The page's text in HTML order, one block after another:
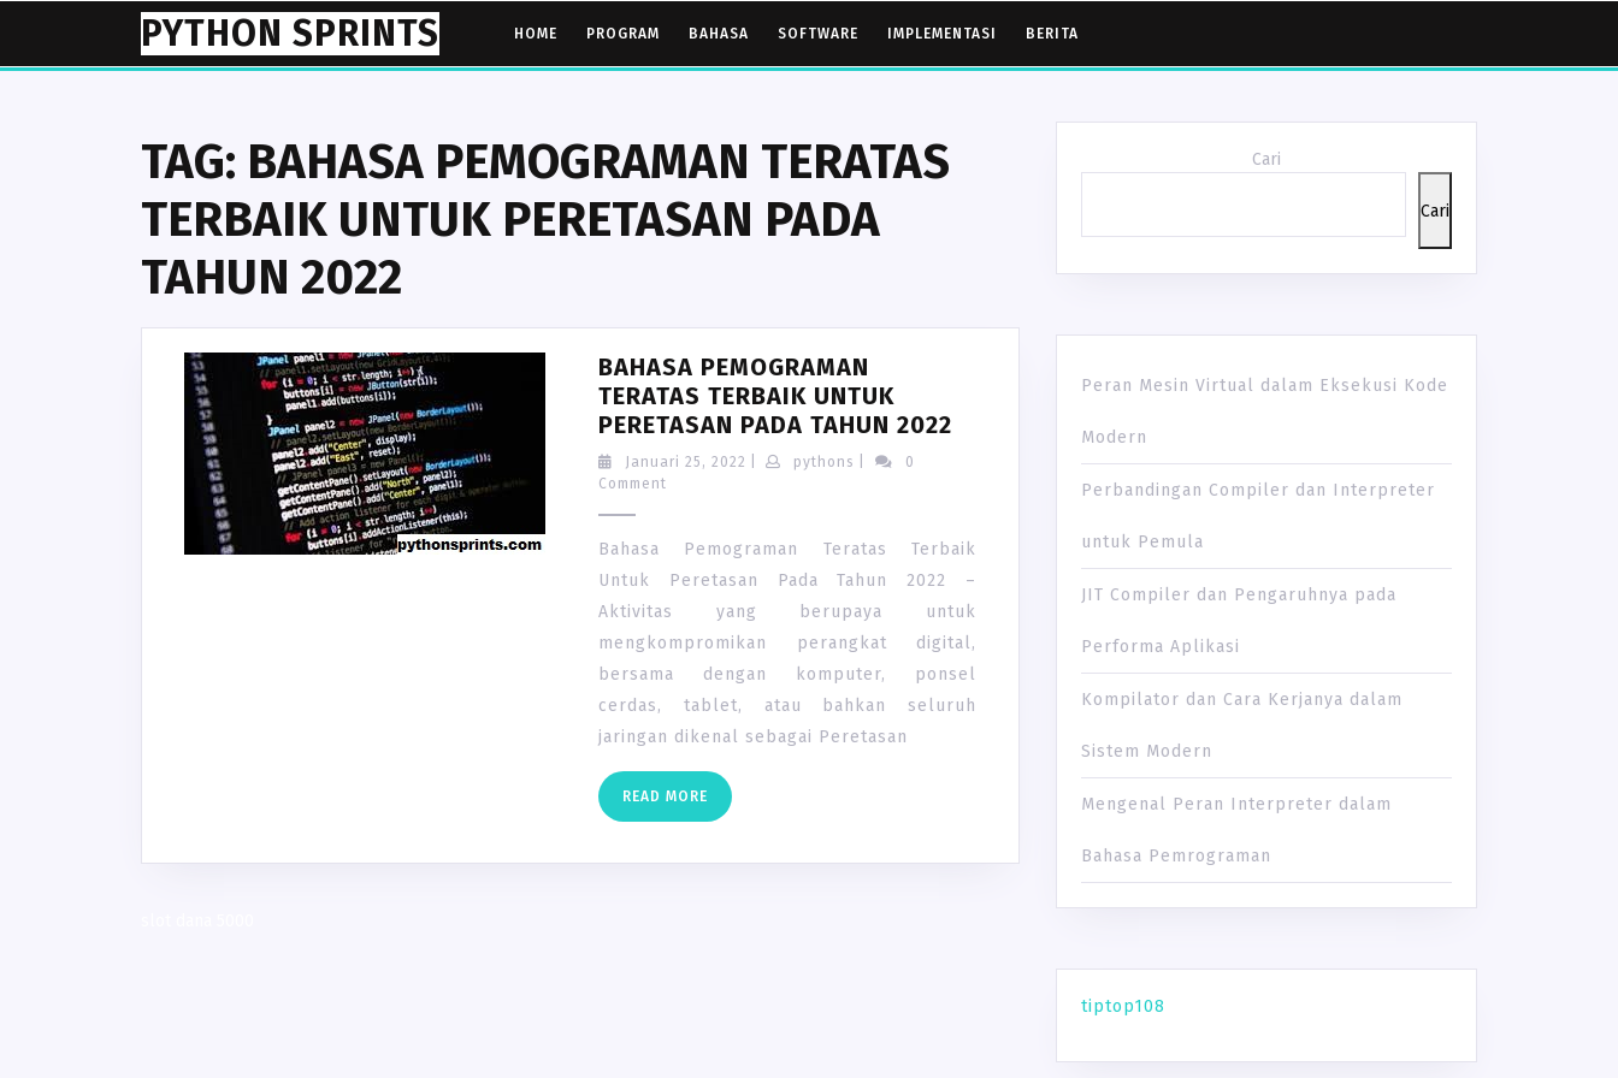
content
PYTHON SPRINTS HOME PROGRAM BAHASA SOFTWARE IMPLEMENTASI BERITA
TAG: BAHASA PEMOGRAMAN TERATAS
TERBAIK UNTUK PERETASAN PADA
TAHUN 2022
BAHASA PEMOGRAMAN
TERATAS TERBAIK UNTUK
PERETASAN PADA TAHUN 2022
PEMOGRAMAN
UNTUK
PERETASAN
PADA
TAHUN
2022
Januari 25, 2022 Januaripythons pythons
0
Comment
Bahasa Pemograman Teratas Terbaik
Untuk Peretasan Pada Tahun 2022 –
Aktivitas yang berupaya untuk
mengkompromikan perangkat digital,
bersama dengan komputer, ponsel
cerdas, tablet, atau bahkan seluruh
jaringan dikenal sebagai Peretasan
READ MORE READ
MORE
Cari
Cari
Peran Mesin Virtual dalam Eksekusi Kode
Modern
Perbandingan Compiler dan Interpreter
untuk Pemula
JIT Compiler dan Pengaruhnya pada
Performa Aplikasi
Kompilator dan Cara Kerjanya dalam
Sistem Modern
Mengenal Peran Interpreter dalam
Bahasa Pemrograman
tiptop108